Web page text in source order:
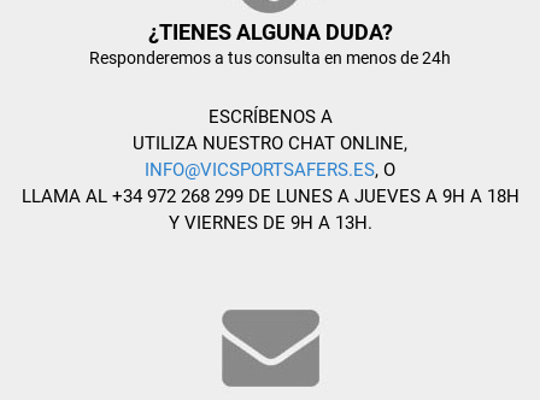
¿TIENES ALGUNA DUDA?
Responderemos a tus consulta en menos de 24h
ESCRÍBENOS A
UTILIZA NUESTRO CHAT ONLINE,
INFO@VICSPORTSAFERS.ES, O
LLAMA AL +34 972 268 299 DE LUNES A JUEVES A 9H A 18H
Y VIERNES DE 9H A 13H.